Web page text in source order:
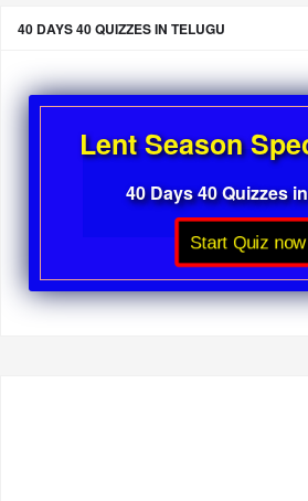
40 DAYS 40 QUIZZES IN TELUGU
Lent Season
40 Days 40 Quizzes
Start Quiz now